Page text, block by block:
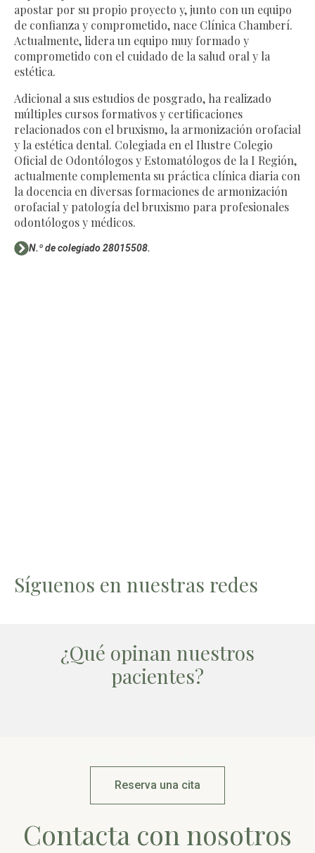
apostar por su propio proyecto y, junto con un equipo
de confianza y comprometido, nace Clínica Chamberí.
Actualmente, lidera un equipo muy formado y
comprometido con el cuidado de la salud oral y la
estética.
Adicional a sus estudios de posgrado, ha realizado
múltiples cursos formativos y certificaciones
relacionados con el bruxismo, la armonización orofacial
y la estética dental. Colegiada en el Ilustre Colegio
Oficial de Odontólogos y Estomatólogos de la I Región,
actualmente complementa su práctica clínica diaria con
la docencia en diversas formaciones de armonización
orofacial y patología del bruxismo para profesionales
odontólogos y médicos.
N.º de colegiado 28015508.
Síguenos en nuestras redes
¿Qué opinan nuestros
pacientes?
Reserva una cita
Contacta con nosotros